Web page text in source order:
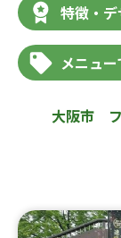
特徴・
メニュ
大阪市